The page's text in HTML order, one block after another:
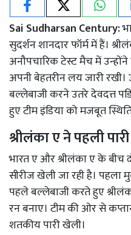
Sai Sudharsan Century:
सुदर्शन शानदार फॉर्म में हैं।
अनौपचारिक टेस्ट मैच में
अपनी बेहतरीन लय जारी
बल्लेबाजी करने उतरे देवदत्त
हुए टीम इंडिया को मजबूत
श्रीलंका ए ने पहली
भारत ए और श्रीलंका ए के बीच
सीरीज खेली जा रही है। पहला
पहले बल्लेबाजी करते हुए
रन बनाए। टीम की ओर से
शतकीय पारी खेली।